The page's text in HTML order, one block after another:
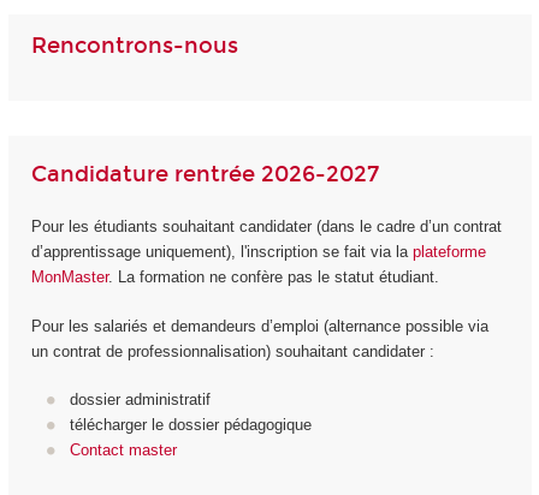
Rencontrons-nous
Candidature rentrée 2026-2027
Pour les étudiants souhaitant candidater (dans le cadre d’un contrat
d’apprentissage uniquement), l'inscription se fait via la plateforme
MonMaster. La formation ne confère pas le statut étudiant.
Pour les salariés et demandeurs d’emploi (alternance possible via
un contrat de professionnalisation) souhaitant candidater :
dossier administratif
télécharger le dossier pédagogique
Contact master